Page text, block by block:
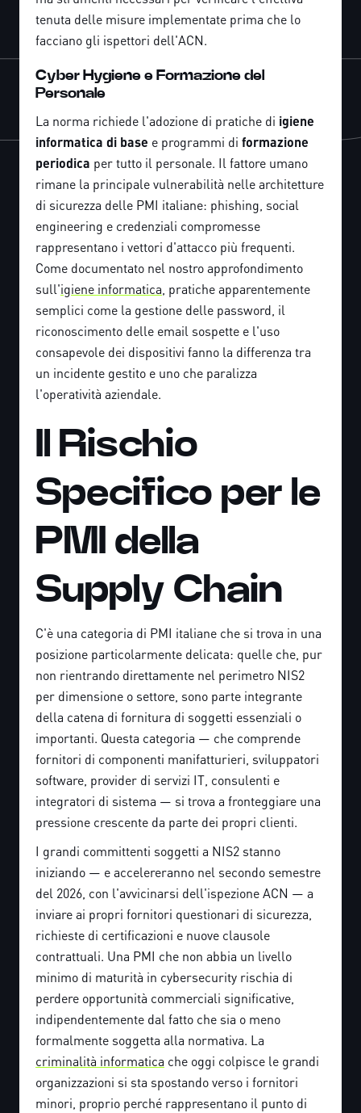
tenuta delle misure implementate prima che lo
facciano gli ispettori dell'ACN.
Cyber Hygiene e Formazione del
Personale
La norma richiede l'adozione di pratiche di igiene
informatica di base e programmi di formazione
periodica per tutto il personale. Il fattore umano
rimane la principale vulnerabilità nelle architetture
di sicurezza delle PMI italiane: phishing, social
engineering e credenziali compromesse
rappresentano i vettori d'attacco più frequenti.
Come documentato nel nostro approfondimento
sull'igiene informatica , pratiche apparentemente
semplici come la gestione delle password, il
riconoscimento delle email sospette e l'uso
consapevole dei dispositivi fanno la differenza tra
un incidente gestito e uno che paralizza
l'operatività aziendale.
Il Rischio
Specifico per le
PMI della
Supply Chain
C'è una categoria di PMI italiane che si trova in una
posizione particolarmente delicata: quelle che, pur
non rientrando direttamente nel perimetro NIS2
per dimensione o settore, sono parte integrante
della catena di fornitura di soggetti essenziali o
importanti. Questa categoria — che comprende
fornitori di componenti manifatturieri, sviluppatori
software, provider di servizi IT, consulenti e
integratori di sistema — si trova a fronteggiare una
pressione crescente da parte dei propri clienti.
I grandi committenti soggetti a NIS2 stanno
iniziando — e accelereranno nel secondo semestre
del 2026, con l'avvicinarsi dell'ispezione ACN — a
inviare ai propri fornitori questionari di sicurezza,
richieste di certificazioni e nuove clausole
contrattuali. Una PMI che non abbia un livello
minimo di maturità in cybersecurity rischia di
perdere opportunità commerciali significative,
indipendentemente dal fatto che sia o meno
formalmente soggetta alla normativa. La
criminalità informatica che oggi colpisce le grandi
organizzazioni si sta spostando verso i fornitori
minori, proprio perché rappresentano il punto di